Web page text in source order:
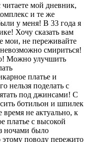
мой дневник,
и те же
у меня! В 33 года я
Хочу сказать вам
мои, не переживайте
смириться!
Можно улучшить
платье и
нельзя поделать с
под джинсами! С
ботильон и шпилек
не актуально, к
платье с высокой
ночами было
поводу пережито